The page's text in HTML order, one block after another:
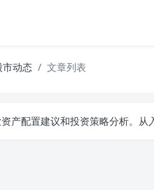
市动态
文章列表
产配置建议和投资策略分析。